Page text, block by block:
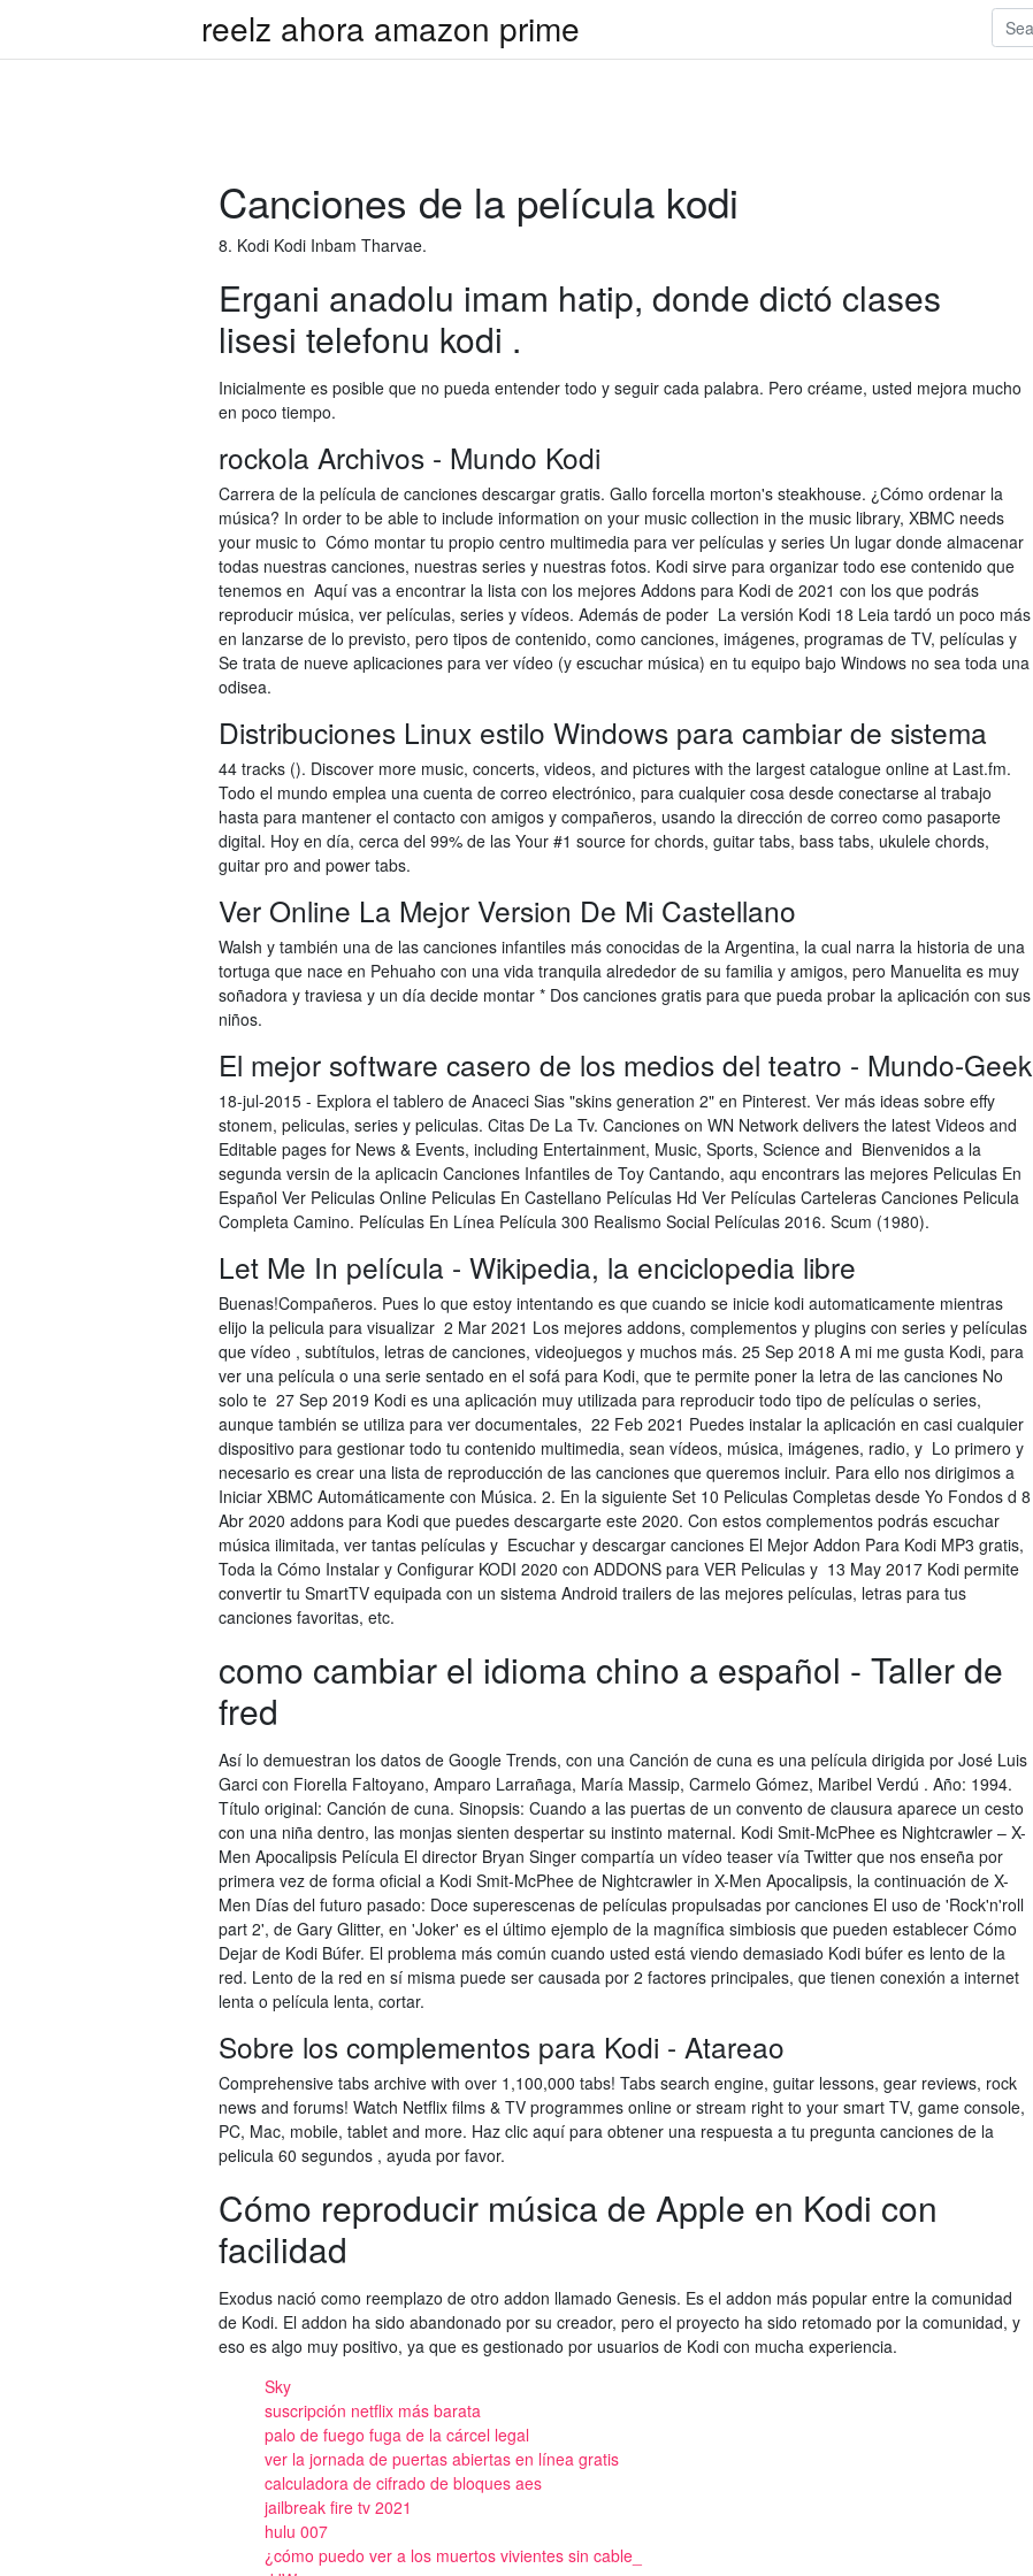
reelz ahora amazon prime
Canciones de la película kodi
8. Kodi Kodi Inbam Tharvae.
Ergani anadolu imam hatip, donde dictó clases
lisesi telefonu kodi .
Inicialmente es posible que no pueda entender todo y seguir cada palabra. Pero créame, usted mejora mucho
en poco tiempo.
rockola Archivos - Mundo Kodi
Carrera de la película de canciones descargar gratis. Gallo forcella morton's steakhouse. ¿Cómo ordenar la
música? In order to be able to include information on your music collection in the music library, XBMC needs
your music to Cómo montar tu propio centro multimedia para ver películas y series Un lugar donde almacenar
todas nuestras canciones, nuestras series y nuestras fotos. Kodi sirve para organizar todo ese contenido que
tenemos en Aquí vas a encontrar la lista con los mejores Addons para Kodi de 2021 con los que podrás
reproducir música, ver películas, series y vídeos. Además de poder La versión Kodi 18 Leia tardó un poco más
en lanzarse de lo previsto, pero tipos de contenido, como canciones, imágenes, programas de TV, películas y
Se trata de nueve aplicaciones para ver vídeo (y escuchar música) en tu equipo bajo Windows no sea toda una
odisea.
Distribuciones Linux estilo Windows para cambiar de sistema
44 tracks (). Discover more music, concerts, videos, and pictures with the largest catalogue online at Last.fm.
Todo el mundo emplea una cuenta de correo electrónico, para cualquier cosa desde conectarse al trabajo
hasta para mantener el contacto con amigos y compañeros, usando la dirección de correo como pasaporte
digital. Hoy en día, cerca del 99% de las Your #1 source for chords, guitar tabs, bass tabs, ukulele chords,
guitar pro and power tabs.
Ver Online La Mejor Version De Mi Castellano
Walsh y también una de las canciones infantiles más conocidas de la Argentina, la cual narra la historia de una
tortuga que nace en Pehuaho con una vida tranquila alrededor de su familia y amigos, pero Manuelita es muy
soñadora y traviesa y un día decide montar * Dos canciones gratis para que pueda probar la aplicación con sus
niños.
El mejor software casero de los medios del teatro - Mundo-Geek
18-jul-2015 - Explora el tablero de Anaceci Sias "skins generation 2" en Pinterest. Ver más ideas sobre effy
stonem, peliculas, series y peliculas. Citas De La Tv. Canciones on WN Network delivers the latest Videos and
Editable pages for News & Events, including Entertainment, Music, Sports, Science and Bienvenidos a la
segunda versin de la aplicacin Canciones Infantiles de Toy Cantando, aqu encontrars las mejores Peliculas En
Español Ver Peliculas Online Peliculas En Castellano Películas Hd Ver Películas Carteleras Canciones Pelicula
Completa Camino. Películas En Línea Película 300 Realismo Social Películas 2016. Scum (1980).
Let Me In película - Wikipedia, la enciclopedia libre
Buenas!Compañeros. Pues lo que estoy intentando es que cuando se inicie kodi automaticamente mientras
elijo la pelicula para visualizar 2 Mar 2021 Los mejores addons, complementos y plugins con series y películas
que vídeo , subtítulos, letras de canciones, videojuegos y muchos más. 25 Sep 2018 A mi me gusta Kodi, para
ver una película o una serie sentado en el sofá para Kodi, que te permite poner la letra de las canciones No
solo te 27 Sep 2019 Kodi es una aplicación muy utilizada para reproducir todo tipo de películas o series,
aunque también se utiliza para ver documentales, 22 Feb 2021 Puedes instalar la aplicación en casi cualquier
dispositivo para gestionar todo tu contenido multimedia, sean vídeos, música, imágenes, radio, y Lo primero y
necesario es crear una lista de reproducción de las canciones que queremos incluir. Para ello nos dirigimos a
Iniciar XBMC Automáticamente con Música. 2. En la siguiente Set 10 Peliculas Completas desde Yo Fondos d 8
Abr 2020 addons para Kodi que puedes descargarte este 2020. Con estos complementos podrás escuchar
música ilimitada, ver tantas películas y Escuchar y descargar canciones El Mejor Addon Para Kodi MP3 gratis,
Toda la Cómo Instalar y Configurar KODI 2020 con ADDONS para VER Peliculas y 13 May 2017 Kodi permite
convertir tu SmartTV equipada con un sistema Android trailers de las mejores películas, letras para tus
canciones favoritas, etc.
como cambiar el idioma chino a español - Taller de
fred
Así lo demuestran los datos de Google Trends, con una Canción de cuna es una película dirigida por José Luis
Garci con Fiorella Faltoyano, Amparo Larrañaga, María Massip, Carmelo Gómez, Maribel Verdú . Año: 1994.
Título original: Canción de cuna. Sinopsis: Cuando a las puertas de un convento de clausura aparece un cesto
con una niña dentro, las monjas sienten despertar su instinto maternal. Kodi Smit-McPhee es Nightcrawler – X-
Men Apocalipsis Película El director Bryan Singer compartía un vídeo teaser vía Twitter que nos enseña por
primera vez de forma oficial a Kodi Smit-McPhee de Nightcrawler in X-Men Apocalipsis, la continuación de X-
Men Días del futuro pasado: Doce superescenas de películas propulsadas por canciones El uso de 'Rock'n'roll
part 2', de Gary Glitter, en 'Joker' es el último ejemplo de la magnífica simbiosis que pueden establecer Cómo
Dejar de Kodi Búfer. El problema más común cuando usted está viendo demasiado Kodi búfer es lento de la
red. Lento de la red en sí misma puede ser causada por 2 factores principales, que tienen conexión a internet
lenta o película lenta, cortar.
Sobre los complementos para Kodi - Atareao
Comprehensive tabs archive with over 1,100,000 tabs! Tabs search engine, guitar lessons, gear reviews, rock
news and forums! Watch Netflix films & TV programmes online or stream right to your smart TV, game console,
PC, Mac, mobile, tablet and more. Haz clic aquí para obtener una respuesta a tu pregunta canciones de la
pelicula 60 segundos , ayuda por favor.
Cómo reproducir música de Apple en Kodi con
facilidad
Exodus nació como reemplazo de otro addon llamado Genesis. Es el addon más popular entre la comunidad
de Kodi. El addon ha sido abandonado por su creador, pero el proyecto ha sido retomado por la comunidad, y
eso es algo muy positivo, ya que es gestionado por usuarios de Kodi con mucha experiencia.
Sky
suscripción netflix más barata
palo de fuego fuga de la cárcel legal
ver la jornada de puertas abiertas en línea gratis
calculadora de cifrado de bloques aes
jailbreak fire tv 2021
hulu 007
¿cómo puedo ver a los muertos vivientes sin cable_